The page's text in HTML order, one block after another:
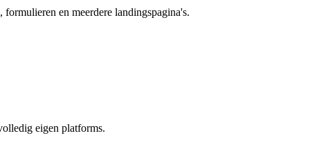
en meerdere landingspagina's.
eigen platforms.